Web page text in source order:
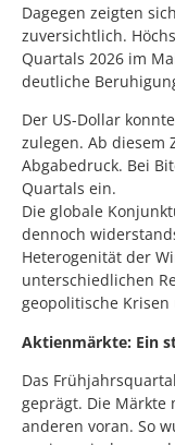
Dagegen zeigten
zuversichtlich.
Quartals 2026 im
deutliche
Der US-Dollar
zulegen. Ab diesem
Abgabedruck. Bei
Quartals ein.
Die globale
dennoch
Heterogenität der
unterschiedlichen
geopolitische
Aktienmärkte: Ein
Das
geprägt. Die Märkte
anderen voran. So